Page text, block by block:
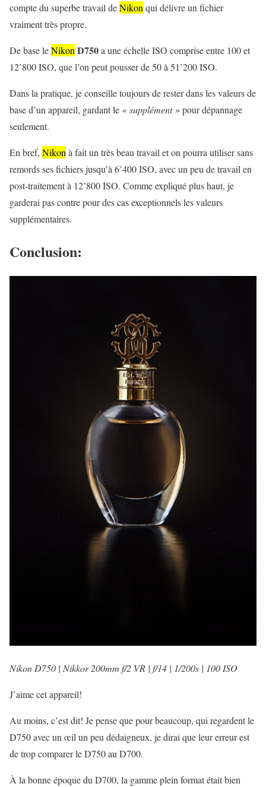
compte du superbe travail deNikon qui délivre un fichier
vraiment très propre.
De base leNikon D750a une échelle ISO comprise entre 100 et
12’800 ISO, que l’on peut pousser de 50 à 51’200 ISO.
Dans la pratique, je conseille toujours de rester dans les valeurs de
base d’un appareil, gardant le « supplément »pour dépannage
seulement.
En bref, Nikon à fait un très beau travail et on pourra utiliser sans
remords ses fichiers jusqu’à 6’400 ISO, avec un peu de travail en
post-traitement à 12’800 ISO. Comme expliqué plus haut, je
garderai pas contre pour des cas exceptionnels les valeurs
supplémentaires.
Conclusion:
Nikon D750 | Nikkor 200mm f/2 VR | f/14 | 1/200s | 100 ISO
J’aime cet appareil!
Au moins, c’est dit! Je pense que pour beaucoup, qui regardent le
D750 avec un œil un peu dédaigneux, je dirai que leur erreur est
de trop comparer le D750 au D700.
À la bonne époque du D700, la gamme plein format était bien